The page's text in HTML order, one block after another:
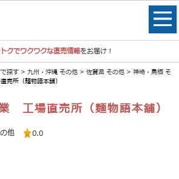
クでワクワクな直売情報をお届け！
探す > 九州・沖縄 その他 > 佐賀県 その他 > 神埼・鳥栖 そ
所（麺物語本舗）
工場直売所（麺物語本舗）
他 0.0